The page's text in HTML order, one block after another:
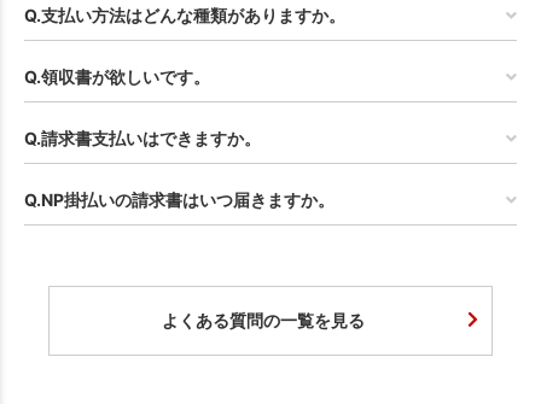
Q.支払い方法はどんな種類がありますか。
Q.領収書が欲しいです。
Q.請求書支払いはできますか。
Q.NP掛払いの請求書はいつ届きますか。
よくある質問の一覧を見る